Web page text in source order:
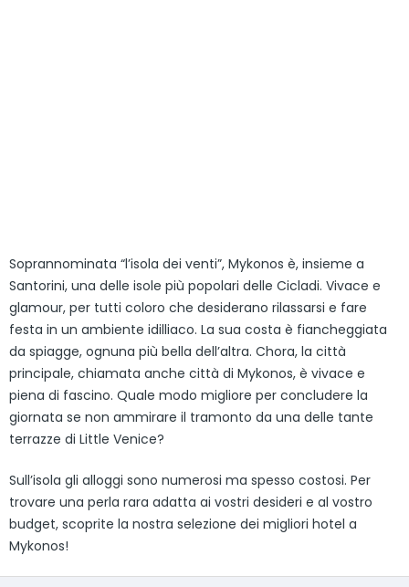
Soprannominata “l’isola dei venti”, Mykonos è, insieme a
Santorini, una delle isole più popolari delle Cicladi. Vivace e
glamour, per tutti coloro che desiderano rilassarsi e fare
festa in un ambiente idilliaco. La sua costa è fiancheggiata
da spiagge, ognuna più bella dell’altra. Chora, la città
principale, chiamata anche città di Mykonos, è vivace e
piena di fascino. Quale modo migliore per concludere la
giornata se non ammirare il tramonto da una delle tante
terrazze di Little Venice?
Sull’isola gli alloggi sono numerosi ma spesso costosi. Per
trovare una perla rara adatta ai vostri desideri e al vostro
budget, scoprite la nostra selezione dei migliori hotel a
Mykonos!